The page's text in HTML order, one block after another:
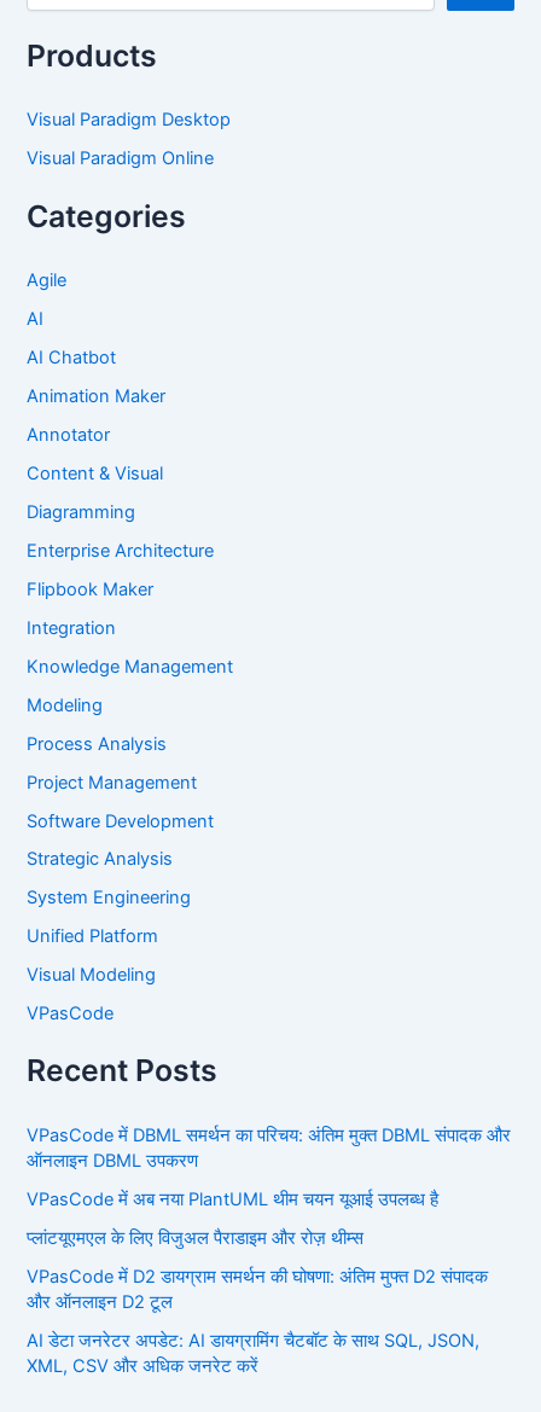
Products
Visual Paradigm Desktop
Visual Paradigm Online
Categories
Agile
AI
AI Chatbot
Animation Maker
Annotator
Content & Visual
Diagramming
Enterprise Architecture
Flipbook Maker
Integration
Knowledge Management
Modeling
Process Analysis
Project Management
Software Development
Strategic Analysis
System Engineering
Unified Platform
Visual Modeling
VPasCode
Recent Posts
VPasCode में DBML समर्थन का परिचय: अंतिम मुक्त DBML संपादक और
ऑनलाइन DBML उपकरण
VPasCode में अब नया PlantUML थीम चयन यूआई उपलब्ध है
प्लांटयूएमएल के लिए विजुअल पैराडाइम और रोज़ थीम्स
VPasCode में D2 डायग्राम समर्थन की घोषणा: अंतिम मुफ्त D2 संपादक
और ऑनलाइन D2 टूल
AI डेटा जनरेटर अपडेट: AI डायग्रामिंग चैटबॉट के साथ SQL, JSON,
XML, CSV और अधिक जनरेट करें